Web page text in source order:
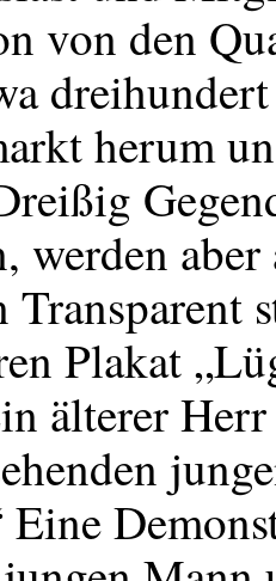
von den
herum
werden
Plakat
älterer
Eine